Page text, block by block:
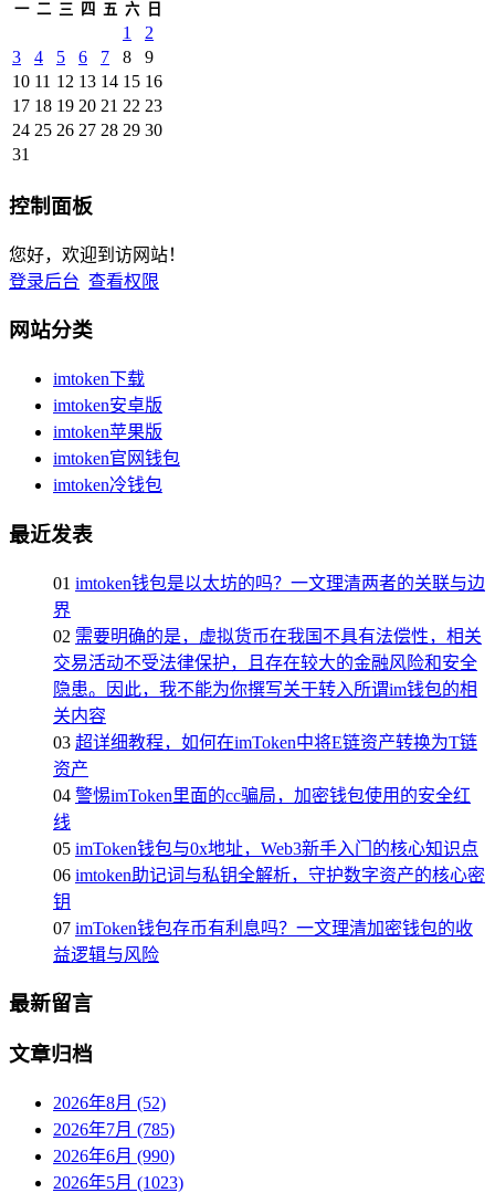
一 二 三 四 五 六 日
1
2
3
4 5 6 7 8
9
10 11 12 13 14 15 16
17 18 19 20 21 22 23
24 25 26 27 28 29 30
31
控制面板
您好，欢迎到访网站！
登录后台 查看权限
网站分类
imtoken下载
imtoken安卓版
imtoken苹果版
imtoken官网钱包
imtoken冷钱包
最近发表
01 imtoken钱包是以太坊的吗？一文理清两者的关联与边
界
02 需要明确的是，虚拟货币在我国不具有法偿性，相关
交易活动不受法律保护，且存在较大的金融风险和安全
隐患。因此，我不能为你撰写关于转入所谓im钱包的相
关内容
03 超详细教程，如何在imToken中将E链资产转换为T链
资产
04 警惕imToken里面的cc骗局，加密钱包使用的安全红
线
05 imToken钱包与0x地址，Web3新手入门的核心知识点
06 imtoken助记词与私钥全解析，守护数字资产的核心密
钥
07 imToken钱包存币有利息吗？一文理清加密钱包的收
益逻辑与风险
最新留言
文章归档
2026年8月 (52)
2026年7月 (785)
2026年6月 (990)
2026年5月 (1023)